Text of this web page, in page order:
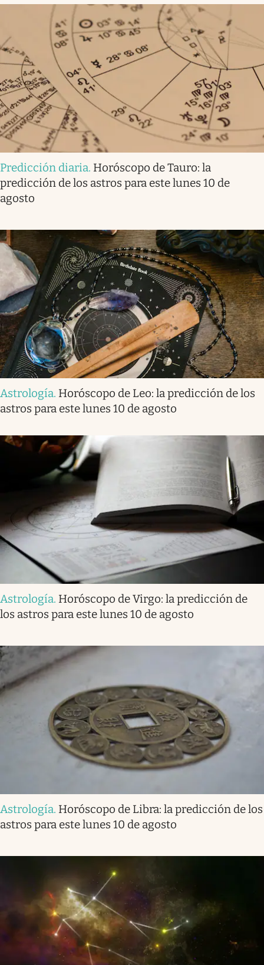
Predicción diaria. Horóscopo de Tauro: la
predicción de los astros para este lunes 10 de
agosto
Astrología. Horóscopo de Leo: la predicción de los
astros para este lunes 10 de agosto
Astrología. Horóscopo de Virgo: la predicción de
los astros para este lunes 10 de agosto
Astrología. Horóscopo de Libra: la predicción de los
astros para este lunes 10 de agosto